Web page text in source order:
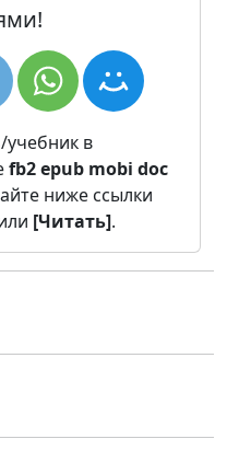
учебник в
fb2epub mobi doc
ниже ссылки
[Читать].